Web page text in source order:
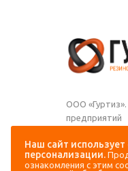
ООО
предприятий
сельского
резиновыми
Наш сайт
персонализации.
ознакомления с этим